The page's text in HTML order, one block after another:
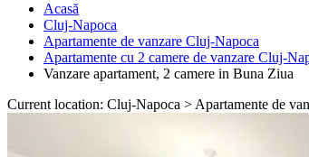
Acasă
Cluj-Napoca
Apartamente de vanzare Cluj-Napoca
Apartamente cu 2 camere de vanzare Cluj-
Vanzare apartament, 2 camere in Buna Ziua
Current location: Cluj-Napoca > Apartamente de